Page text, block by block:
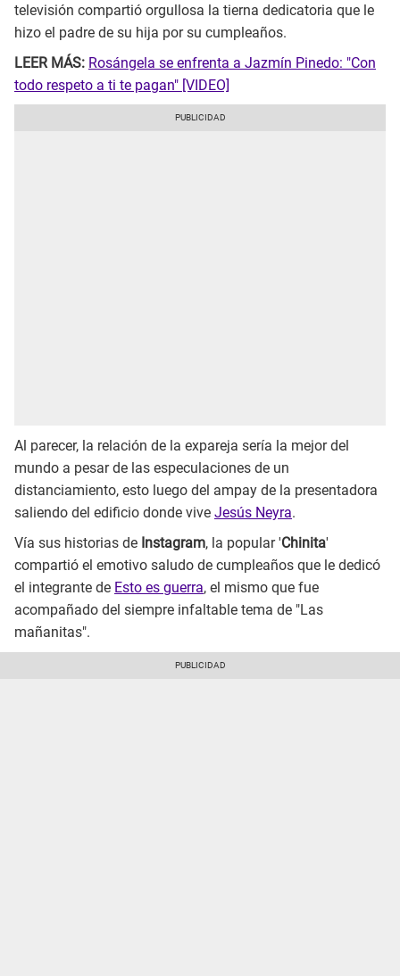
televisión compartió orgullosa la tierna dedicatoria que le
hizo el padre de su hija por su cumpleaños.
LEER MÁS: Rosángela se enfrenta a Jazmín Pinedo: "Con
todo respeto a ti te pagan" [VIDEO]
Al parecer, la relación de la expareja sería la mejor del
mundo a pesar de las especulaciones de un
distanciamiento, esto luego del ampay de la presentadora
saliendo del edificio donde vive Jesús Neyra.
Vía sus historias de Instagram, la popular 'Chinita'
compartió el emotivo saludo de cumpleaños que le dedicó
el integrante de Esto es guerra, el mismo que fue
acompañado del siempre infaltable tema de "Las
mañanitas".